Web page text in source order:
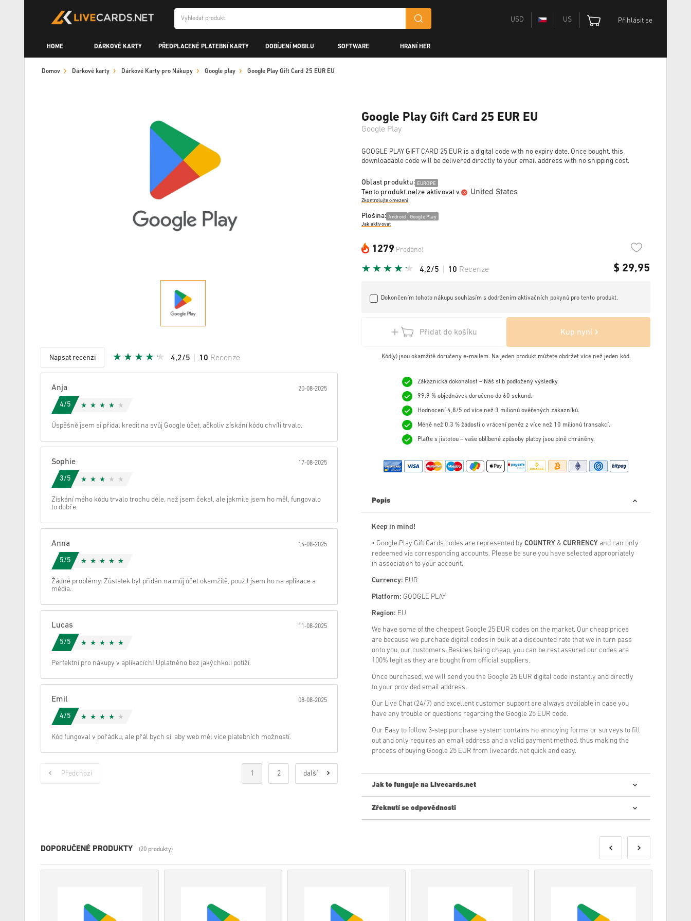
USD US Přihlásit se
HOME DÁRKOVÉ KARTY PŘEDPLACENÉ PLATEBNÍ KARTY DOBÍJENÍ MOBILU SOFTWARE HRANÍ HER
Domov Dárkové karty Dárkové Karty pro Nákupy Google play Google Play Gift Card 25 EUR EU
Napsat recenzi 4,2/5 10 Recenze
zrušení
Anja 20-08-2025
4/5
Úspěšně jsem si přidal kredit na svůj Google účet, ačkoliv získání kódu chvíli trvalo.
Sophie 17-08-2025
3/5
Získání mého kódu trvalo trochu déle, než jsem čekal, ale jakmile jsem ho měl, fungovalo
to dobře.
Anna 14-08-2025
5/5
Žádné problémy. Zůstatek byl přidán na můj účet okamžitě, použil jsem ho na aplikace a
média.
Lucas 11-08-2025
5/5
Perfektní pro nákupy v aplikacích! Uplatněno bez jakýchkoli potíží.
Emil 08-08-2025
4/5
Kód fungoval v pořádku, ale přál bych si, aby web měl více platebních možností.
Předchozí 1 2 další
Google Play Gift Card 25 EUR EU
Google Play
GOOGLE PLAY GIFT CARD 25 EUR is a digital code with no expiry date. Once bought, this
downloadable code will be delivered directly to your email address with no shipping cost.
Oblast produktu: EUROPE
Tento produkt nelze aktivovat v United States
Zkontrolujte omezení
Plošina: Android
Google Play
Jak aktivovat
1279 Prodáno!
$ 29,95
4,2/5 10 Recenze
Dokončením tohoto nákupu souhlasím s dodržením aktivačních pokynů pro tento produkt.
Přidat do košíku Kup nyní
Kód(y) jsou okamžitě doručeny e-mailem. Na jeden produkt můžete obdržet více než jeden kód.
Zákaznická dokonalost – Náš slib podložený výsledky.
99,9 % objednávek doručeno do 60 sekund.
Hodnocení 4,8/5 od více než 3 milionů ověřených zákazníků.
Méně než 0,3 % žádostí o vrácení peněz z více než 10 milionů transakcí.
Plaťte s jistotou – vaše oblíbené způsoby platby jsou plně chráněny.
Popis
Keep in mind!
• Google Play Gift Cards codes are represented by COUNTRY & CURRENCY and can only
redeemed via corresponding accounts. Please be sure you have selected appropriately
in association to your account.
Currency: EUR
Platform: GOOGLE PLAY
Region: EU
We have some of the cheapest Google 25 EUR codes on the market. Our cheap prices
are because we purchase digital codes in bulk at a discounted rate that we in turn pass
onto you, our customers. Besides being cheap, you can be rest assured our codes are
100% legit as they are bought from official suppliers.
Once purchased, we will send you the Google 25 EUR digital code instantly and directly
to your provided email address.
Our Live Chat (24/7) and excellent customer support are always available in case you
have any trouble or questions regarding the Google 25 EUR code.
Our Easy to follow 3-step purchase system contains no annoying forms or surveys to fill
out and only requires an email address and a valid payment method, thus making the
process of buying Google 25 EUR from livecards.net quick and easy.
Jak to funguje na Livecards.net
Nový na Livecards.net? Nákup digitálních kódů je rychlý a jednoduchý:
Zřeknutí se odpovědnosti
• Kupujete pouze digitální produkt.
• Tyto kódy ke stažení jsou vytvořeny vývojářem hry a jsou tedy originální.
• Tyto kódy nemají datum vypršení platnosti.
DOPORUČENÉ PRODUKTY (20 produkty)